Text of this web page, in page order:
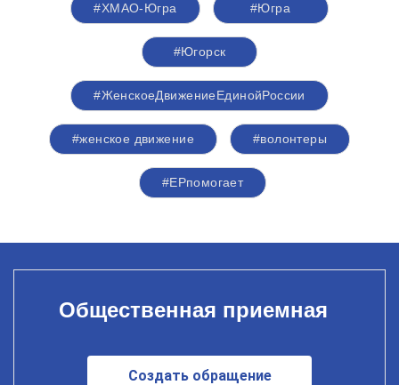
#ХМАО-Югра #Югра
#Югорск
#ЖенскоеДвижениеЕдинойРоссии
#женское движение #волонтеры
#ЕРпомогает
Общественная приемная
Создать обращение